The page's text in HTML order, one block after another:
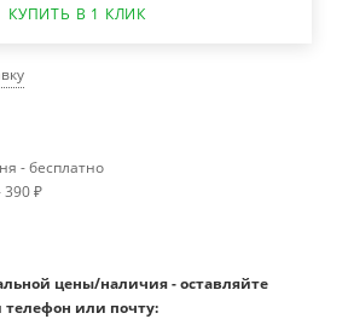
КУПИТЬ В 1 КЛИК
- бесплатно
390 ₽
цены/наличия - оставляйте
или почту: